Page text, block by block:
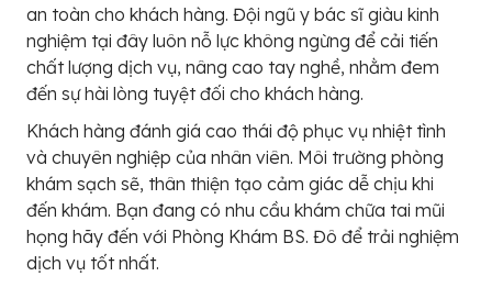
an toàn cho khách hàng. Đội ngũ y bác sĩ giàu kinh
nghiệm tại đây luôn nỗ lực không ngừng để cải tiến
chất lượng dịch vụ, nâng cao tay nghề, nhằm đem
đến sự hài lòng tuyệt đối cho khách hàng.
Khách hàng đánh giá cao thái độ phục vụ nhiệt tình
và chuyên nghiệp của nhân viên. Môi trường phòng
khám sạch sẽ, thân thiện tạo cảm giác dễ chịu khi
đến khám. Bạn đang có nhu cầu khám chữa tai mũi
họng hãy đến với Phòng Khám BS. Đô để trải nghiệm
dịch vụ tốt nhất.